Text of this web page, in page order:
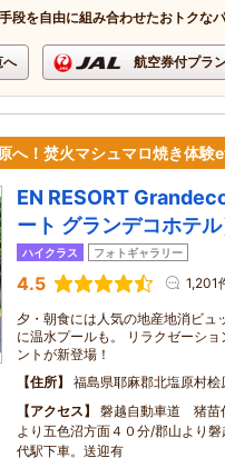
段を自由に組み合わせたおトクな
へ 航空券付プラ
へ！焚火マシュマロ焼き体験
EN RESORT
ート グランデコホテ
ハイクラス フォトギャラリー
4.5 1,201
夕・朝食には人気の地産地消ビ
に温水プールも。 リラクゼーシ
ントが新登場！
住所
福島県耶麻郡北塩原村
アクセス
磐越自動車道 猪苗
より五色沼方面４０分/郡山より
代駅下車。送迎有